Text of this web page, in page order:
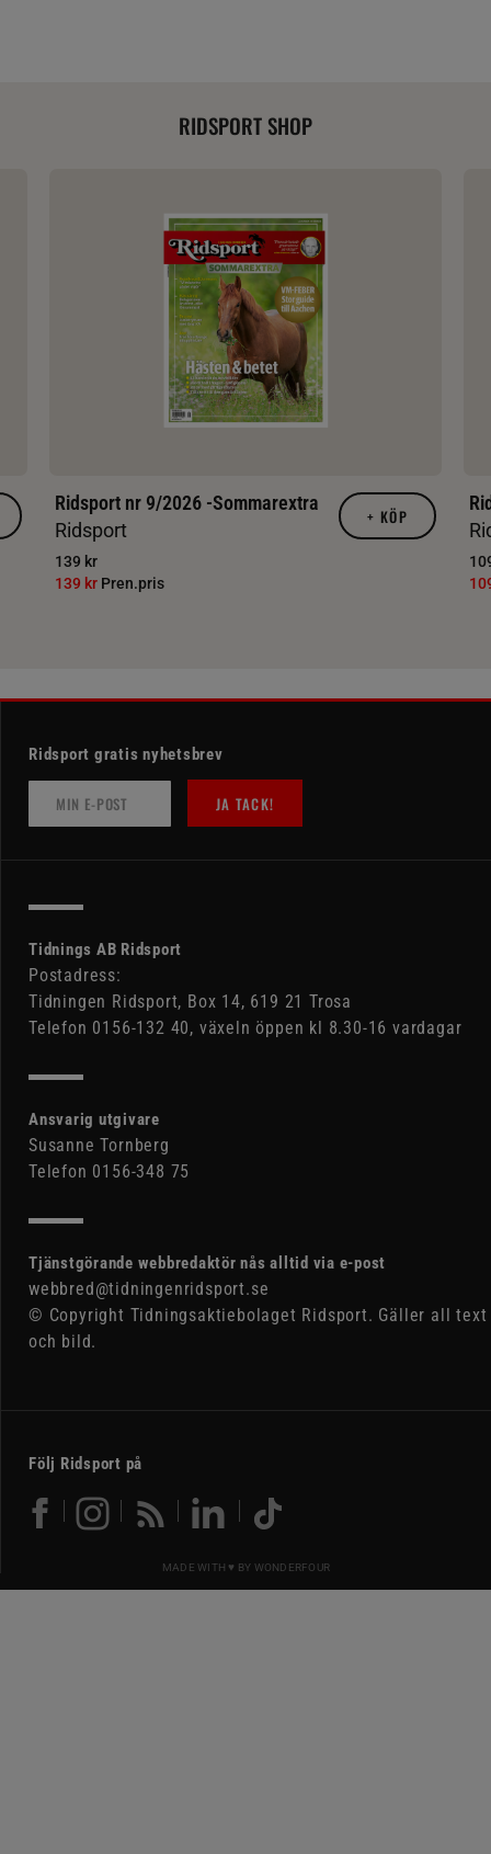
RIDSPORT SHOP
Ridsport nr 9/2026 -Sommarextra
Ridsport
139 kr
139 kr Pren.pris
+ KÖP
Ridsport gratis nyhetsbrev
JA TACK!
Tidnings AB Ridsport
Postadress:
Tidningen Ridsport, Box 14, 619 21 Trosa
Telefon 0156-132 40, växeln öppen kl 8.30-16 vardagar
Ansvarig utgivare
Susanne Tornberg
Telefon 0156-348 75
Tjänstgörande webbredaktör nås alltid via e-post
webbred@tidningenridsport.se
© Copyright Tidningsaktiebolaget Ridsport. Gäller all text
och bild.
Följ Ridsport på
MADE WITH ♥ BY WONDERFOUR